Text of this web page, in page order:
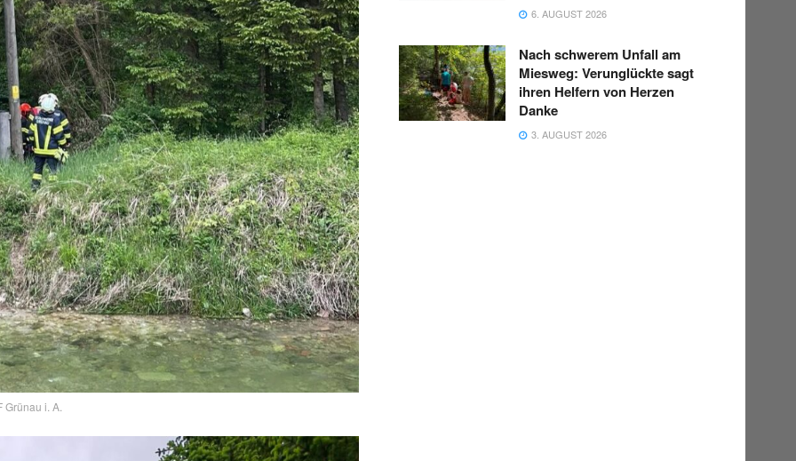
Grünau i. A.
6. AUGUST 2026
Nach schwerem Unfall am
Miesweg: Verunglückte sagt
ihren Helfern von Herzen
Danke
3. AUGUST 2026